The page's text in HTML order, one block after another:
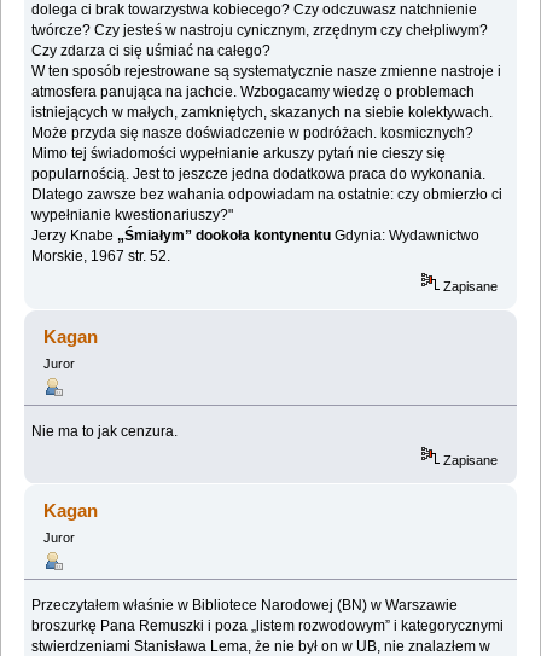
dolega ci brak towarzystwa kobiecego? Czy odczuwasz natchnienie
twórcze? ‎Czy jesteś w nastroju cynicznym, zrzędnym czy chełpliwym?
Czy zdarza ci się uśmiać na całego?‎
W ten sposób rejestrowane są systematycznie nasze zmienne nastroje i
atmosfera panująca na jachcie. ‎Wzbogacamy wiedzę o problemach
istniejących w małych, zamkniętych, skazanych na siebie ‎kolektywach.
Może przyda się nasze doświadczenie w podróżach. kosmicznych?‎
Mimo tej świadomości wypełnianie arkuszy pytań nie cieszy się
popularnością. Jest to jeszcze jedna ‎dodatkowa praca do wykonania.
Dlatego zawsze bez wahania odpowiadam na ostatnie: czy obmierzło ‎ci
wypełnianie kwestionariuszy?‎"
Jerzy Knabe „Śmiałym” dookoła kontynentu Gdynia: Wydawnictwo
Morskie, 1967 str. 52.‎
Zapisane
Kagan
Juror
Nie ma to jak cenzura.
Zapisane
Kagan
Juror
Przeczytałem właśnie w Bibliotece Narodowej (BN) w Warszawie
broszurkę Pana Remuszki i ‎poza „listem rozwodowym” i kategorycznymi
stwierdzeniami Stanisława Lema, że nie był on w ‎UB, nie znalazłem w